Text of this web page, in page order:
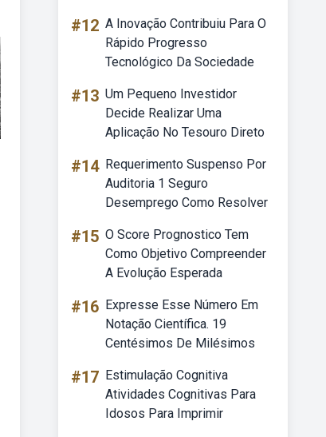
#12 A Inovação Contribuiu Para O
Rápido Progresso
Tecnológico Da Sociedade
#13 Um Pequeno Investidor
Decide Realizar Uma
Aplicação No Tesouro Direto
#14 Requerimento Suspenso Por
Auditoria 1 Seguro
Desemprego Como Resolver
#15 O Score Prognostico Tem
Como Objetivo Compreender
A Evolução Esperada
#16 Expresse Esse Número Em
Notação Científica. 19
Centésimos De Milésimos
#17 Estimulação Cognitiva
Atividades Cognitivas Para
Idosos Para Imprimir